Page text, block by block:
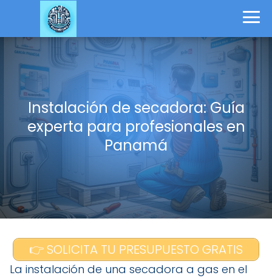
Instalación de secadora: Guía
experta para profesionales en
Panamá
👉 SOLICITA TU PRESUPUESTO GRATIS
La instalación de una secadora a gas en el